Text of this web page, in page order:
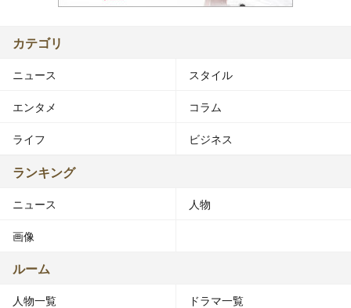
カテゴリ
ニュース スタイル
エンタメ コラム
ライフ ビジネス
ランキング
ニュース 人物
画像
ルーム
人物一覧 ドラマ一覧